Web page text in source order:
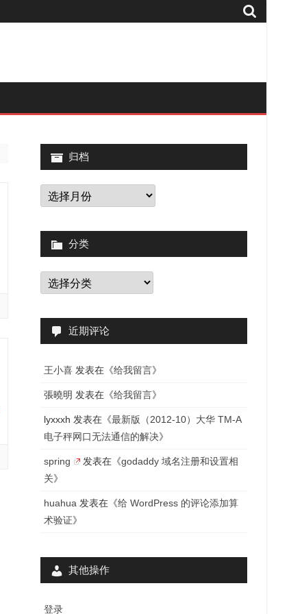
归档
归
档
分类
分
类
近期评论
王小喜 发表在《给我留言》
張曉明 发表在《给我留言》
lyxxxh 发表在《最新版（2012-10）大华 TM-A
电子秤网口无法通信的解决》
spring 发表在《godaddy 域名注册和设置相
关》
huahua 发表在《给 WordPress 的评论添加算
术验证》
其他操作
登录